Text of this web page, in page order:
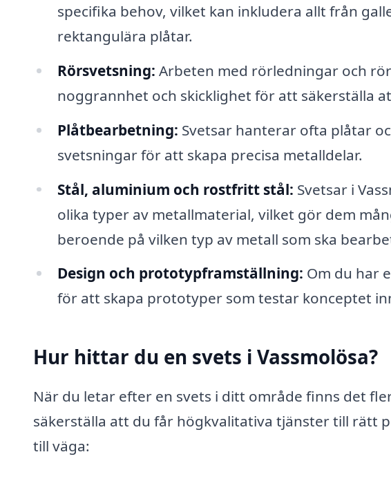
specifika behov, vilket kan inkludera allt från
rektangulära plåtar.
Rörsvetsning: Arbeten med rörledningar och
noggrannhet och skicklighet för att säkerställa
Plåtbearbetning: Svetsar hanterar ofta plåtar
svetsningar för att skapa precisa metalldelar.
Stål, aluminium och rostfritt stål: Svetsar i
olika typer av metallmaterial, vilket gör dem
beroende på vilken typ av metall som ska
Design och prototypframställning: Om du har
för att skapa prototyper som testar konceptet
Hur hittar du en svets i Vassmolösa?
När du letar efter en svets i ditt område finns det
säkerställa att du får högkvalitativa tjänster till rätt
till väga: